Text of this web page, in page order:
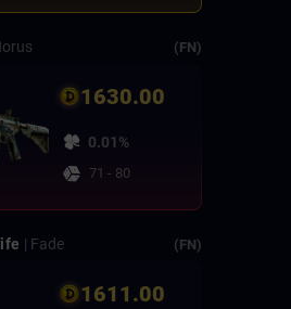
(FN)
1630.00
0.01%
71 - 80
| Fade (FN)
1611.00